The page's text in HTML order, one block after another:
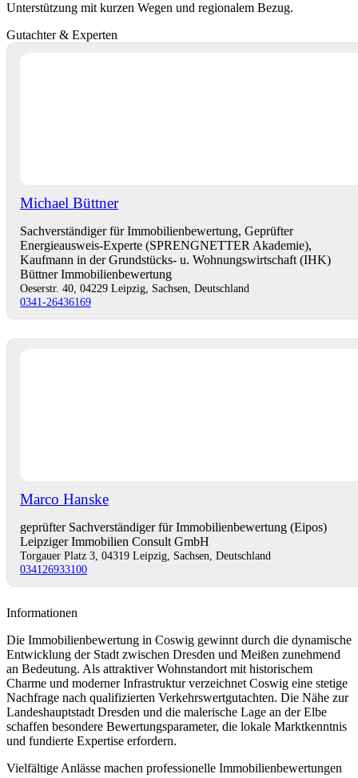
Unterstützung mit kurzen Wegen und regionalem Bezug.
Gutachter & Experten
Michael Büttner
Sachverständiger für Immobilienbewertung, Geprüfter
Energieausweis-Experte (SPRENGNETTER Akademie),
Kaufmann in der Grundstücks- u. Wohnungswirtschaft (IHK)
Büttner Immobilienbewertung
Oeserstr. 40, 04229 Leipzig, Sachsen, Deutschland
0341-26436169
Marco Hanske
geprüfter Sachverständiger für Immobilienbewertung (Eipos)
Leipziger Immobilien Consult GmbH
Torgauer Platz 3, 04319 Leipzig, Sachsen, Deutschland
034126933100
Informationen
Die Immobilienbewertung in Coswig gewinnt durch die dynamische
Entwicklung der Stadt zwischen Dresden und Meißen zunehmend
an Bedeutung. Als attraktiver Wohnstandort mit historischem
Charme und moderner Infrastruktur verzeichnet Coswig eine stetige
Nachfrage nach qualifizierten Verkehrswertgutachten. Die Nähe zur
Landeshauptstadt Dresden und die malerische Lage an der Elbe
schaffen besondere Bewertungsparameter, die lokale Marktkenntnis
und fundierte Expertise erfordern.
Vielfältige Anlässe machen professionelle Immobilienbewertungen